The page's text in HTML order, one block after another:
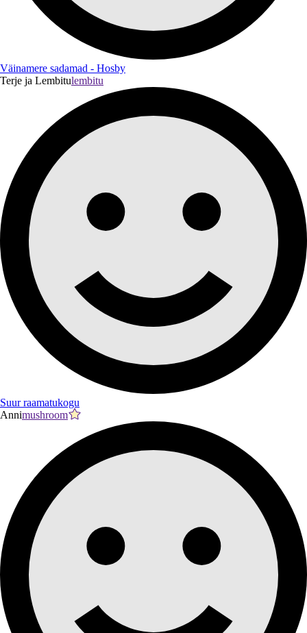
Väinamere sadamad - Hosby
Terje ja Lembitulembitu
Suur raamatukogu
Annimushroom